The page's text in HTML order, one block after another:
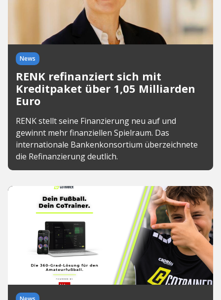
News
RENK refinanziert sich mit
Kreditpaket über 1,05 Milliarden
Euro
RENK stellt seine Finanzierung neu auf und
gewinnt mehr finanziellen Spielraum. Das
internationale Bankenkonsortium überzeichnete
die Refinanzierung deutlich.